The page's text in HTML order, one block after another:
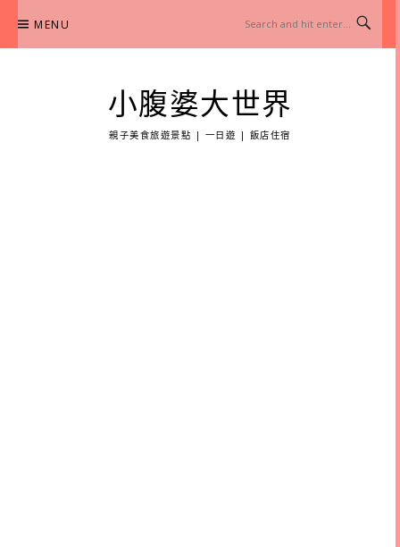
content
MENU
小腹婆大世界
親子美食旅遊景點 | 一日遊 | 飯店住宿